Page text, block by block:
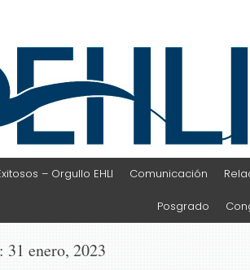
– Orgullo EHLI Comunicación
Posgrado
31 enero, 2023